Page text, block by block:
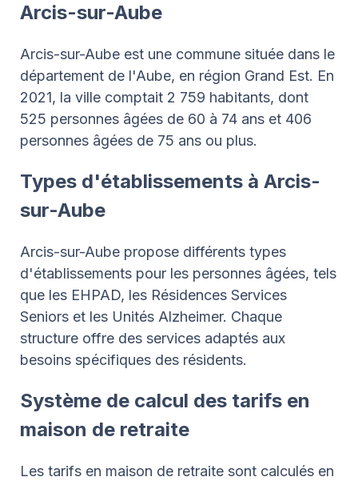
Arcis-sur-Aube
Arcis-sur-Aube est une commune située dans le
département de l'Aube, en région Grand Est. En
2021, la ville comptait 2 759 habitants, dont
525 personnes âgées de 60 à 74 ans et 406
personnes âgées de 75 ans ou plus.
Types d'établissements à Arcis-
sur-Aube
Arcis-sur-Aube propose différents types
d'établissements pour les personnes âgées, tels
que les EHPAD, les Résidences Services
Seniors et les Unités Alzheimer. Chaque
structure offre des services adaptés aux
besoins spécifiques des résidents.
Système de calcul des tarifs en
maison de retraite
Les tarifs en maison de retraite sont calculés en